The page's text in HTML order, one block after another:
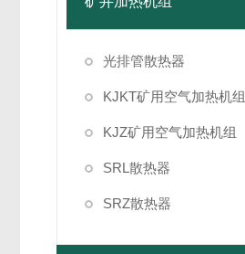
光排管散热器
KJKT矿用空气加热机组
KJZ矿用空气加热机组
SRL散热器
SRZ散热器